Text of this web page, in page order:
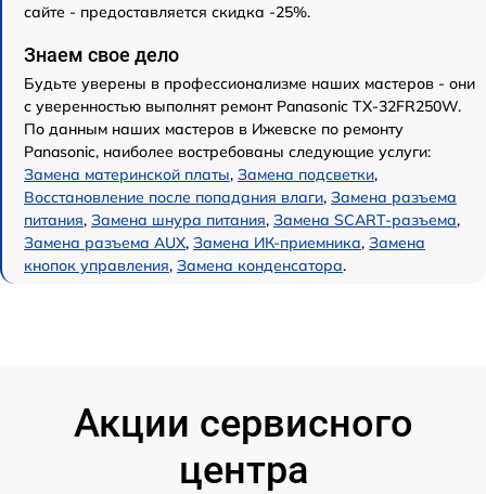
сайте - предоставляется скидка -25%.
Знаем свое дело
Будьте уверены в профессионализме наших мастеров - они
с уверенностью выполнят ремонт Panasonic TX-32FR250W.
По данным наших мастеров в Ижевске по ремонту
Panasonic, наиболее востребованы следующие услуги:
Замена материнской платы, Замена подсветки,
Восстановление после попадания влаги, Замена разъема
питания, Замена шнура питания, Замена SCART-разъема,
Замена разъема AUX, Замена ИК-приемника, Замена
кнопок управления, Замена конденсатора.
Акции сервисного
центра